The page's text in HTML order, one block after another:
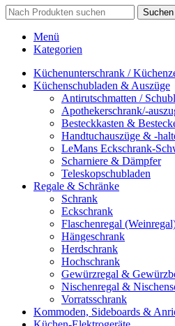
Suchen
Menü
Kategorien
Küchenunterschrank /
Küchenschubladen & Auszüge
Antirutschmatten /
Apothekerschrank/-
Besteckkasten &
Handtuchauszüge & -
LeMans Eckschrank-
Scharniere & Dämpfer
Teleskopschubladen
Regale & Schränke
Schrank
Eckschrank
Flaschenregal
Hängeschrank
Herdschrank
Hochschrank
Gewürzregal &
Nischenregal &
Vorratsschrank
Kommoden, Sideboards &